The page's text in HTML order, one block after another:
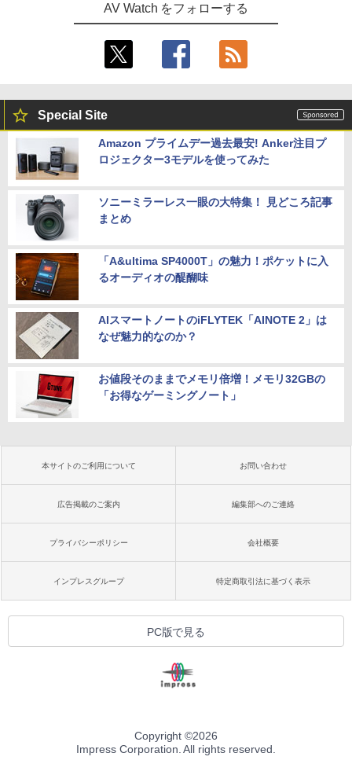
AV Watch をフォローする
Special Site
Amazon プライムデー過去最安! Anker注目プ
ロジェクター3モデルを使ってみた
ソニーミラーレス一眼の大特集！ 見どころ記事
まとめ
「A&ultima SP4000T」の魅力！ポケットに入
るオーディオの醍醐味
AIスマートノートのiFLYTEK「AINOTE 2」は
なぜ魅力的なのか？
お値段そのままでメモリ倍増！メモリ32GBの
「お得なゲーミングノート」
本サイトのご利用について お問い合わせ
広告掲載のご案内 編集部へのご連絡
プライバシーポリシー 会社概要
インプレスグループ 特定商取引法に基づく表示
PC版で見る
Copyright ©2026
Impress Corporation. All rights reserved.